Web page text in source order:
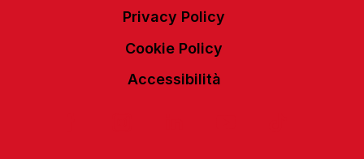
Privacy Policy
Cookie Policy
Accessibilità